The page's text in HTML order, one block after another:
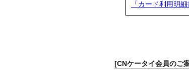
「カード利用明
[CNケータイ会員のご